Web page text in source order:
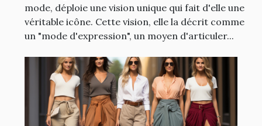
mode, déploie une vision unique qui fait d'elle une
véritable icône. Cette vision, elle la décrit comme
un "mode d'expression", un moyen d'articuler...